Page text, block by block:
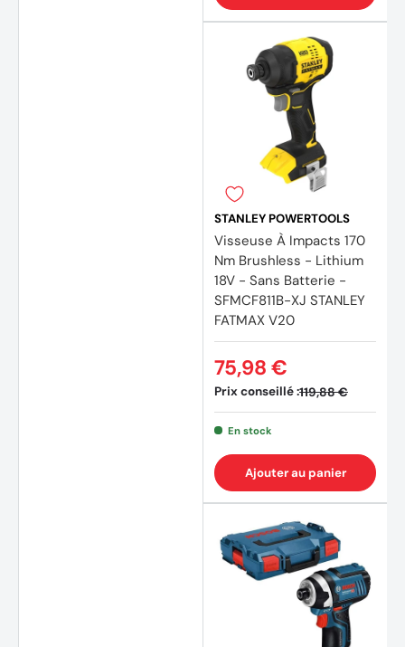
STANLEY POWERTOOLS
Visseuse À Impacts 170
Nm Brushless - Lithium
18V - Sans Batterie -
SFMCF811B-XJ STANLEY
FATMAX V20
Prix conseillé :119,88 €
75,98 €
En stock
Ajouter au panier